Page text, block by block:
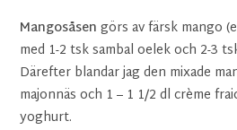
Mangosåsen görs av färsk mango
med 1-2 tsk sambal oelek och 2-3
Därefter blandar jag den mixade
majonnäs och 1 – 1 1/2 dl crème
yoghurt.